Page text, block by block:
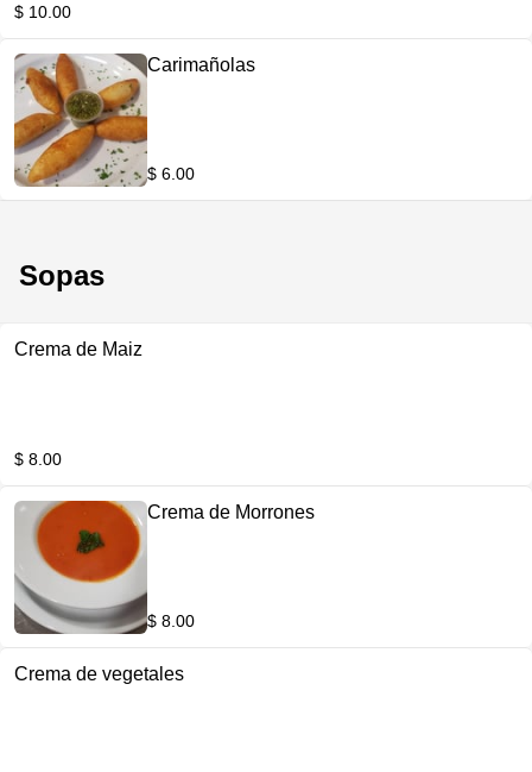
$ 10.00
Carimañolas
$ 6.00
Sopas
Crema de Maiz
$ 8.00
Crema de Morrones
$ 8.00
Crema de vegetales